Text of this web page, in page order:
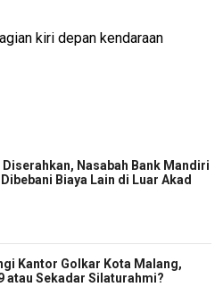
kiri depan kendaraan
Diserahkan, Nasabah Bank Mandiri
Biaya Lain di Luar Akad
Kantor Golkar Kota Malang,
atau Sekadar Silaturahmi?